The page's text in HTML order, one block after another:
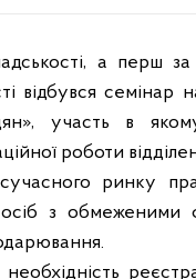
а перш
відбувся
участь в
роботи
ринку
з